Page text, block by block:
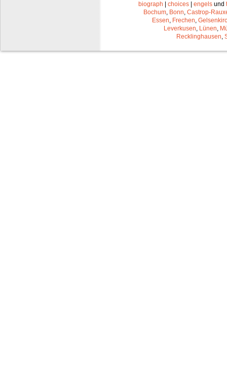
biograph
choices engels und
Bochum, Bonn, Castrop-
Essen, Frechen,
Leverkusen, Lünen,
Recklinghausen,